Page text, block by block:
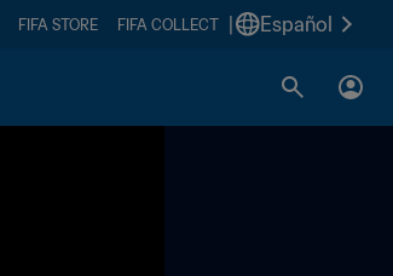
FIFA STORE FIFA COLLECT Español